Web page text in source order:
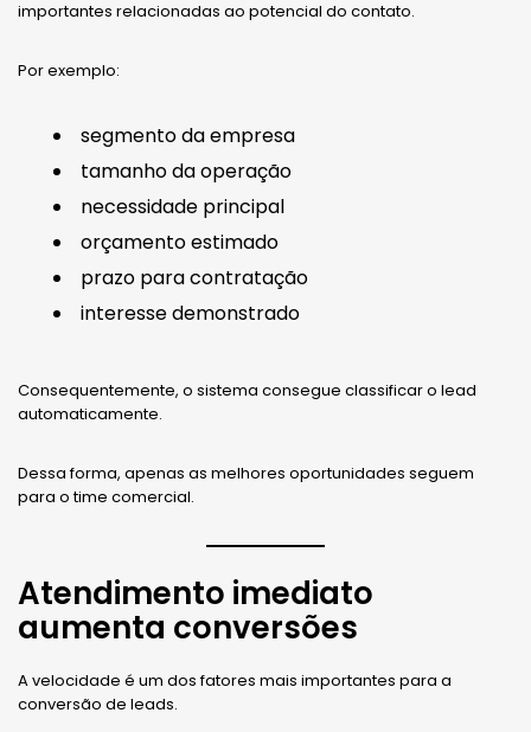
importantes relacionadas ao potencial do contato.
Por exemplo:
segmento da empresa
tamanho da operação
necessidade principal
orçamento estimado
prazo para contratação
interesse demonstrado
Consequentemente, o sistema consegue classificar o lead
automaticamente.
Dessa forma, apenas as melhores oportunidades seguem
para o time comercial.
Atendimento imediato
aumenta conversões
A velocidade é um dos fatores mais importantes para a
conversão de leads.